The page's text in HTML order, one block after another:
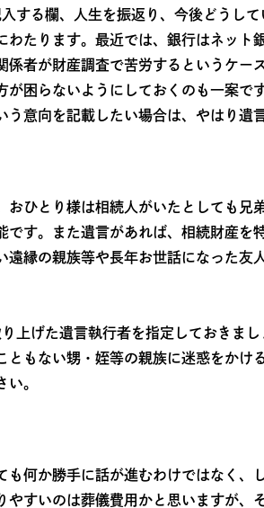
する欄、人生を振返り、今後どうし
たります。最近では、銀行はネット
者が財産調査で苦労するというケー
困らないようにしておくのも一案で
意向を記載したい場合は、やはり遺
ひとり様は相続人がいたとしても兄
す。また遺言があれば、相続財産を
縁の親族等や長年お世話になった友
上げた遺言執行者を指定しておきま
もない甥・姪等の親族に迷惑をかけ
。
何か勝手に話が進むわけではなく、
すいのは葬儀費用かと思いますが、